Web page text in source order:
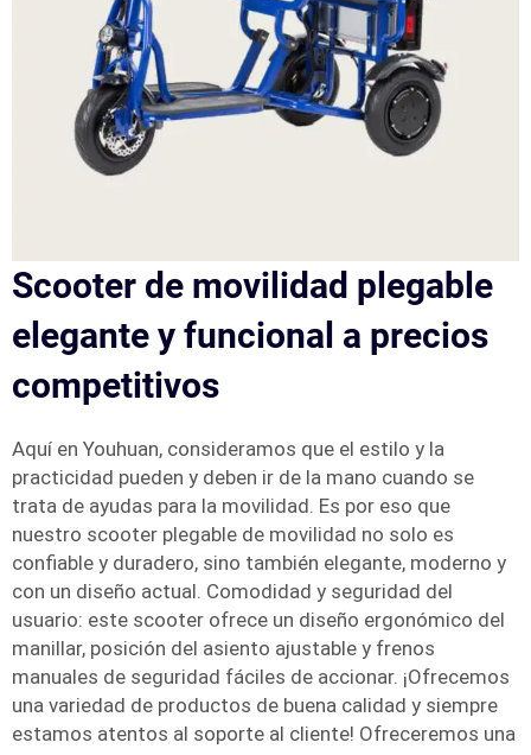
Scooter de movilidad plegable
elegante y funcional a precios
competitivos
Aquí en Youhuan, consideramos que el estilo y la
practicidad pueden y deben ir de la mano cuando se
trata de ayudas para la movilidad. Es por eso que
nuestro scooter plegable de movilidad no solo es
confiable y duradero, sino también elegante, moderno y
con un diseño actual. Comodidad y seguridad del
usuario: este scooter ofrece un diseño ergonómico del
manillar, posición del asiento ajustable y frenos
manuales de seguridad fáciles de accionar. ¡Ofrecemos
una variedad de productos de buena calidad y siempre
estamos atentos al soporte al cliente! Ofreceremos una